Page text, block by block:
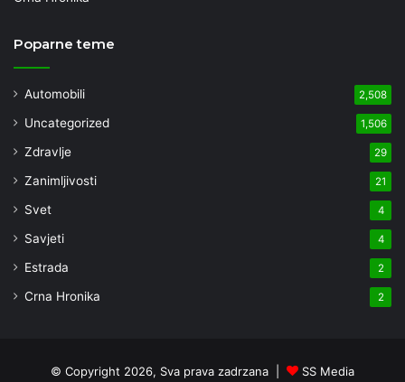
Poparne teme
Automobili 2,508
Uncategorized 1,506
Zdravlje 29
Zanimljivosti 21
Svet 4
Savjeti 4
Estrada 2
Crna Hronika 2
© Copyright 2026, Sva prava zadrzana | SS Media